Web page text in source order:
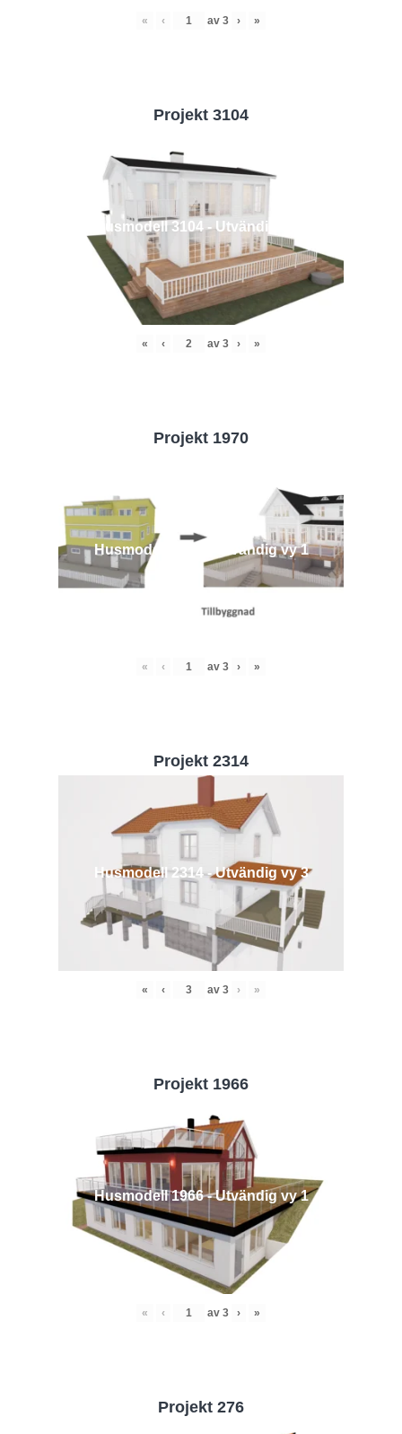
« ‹ av 3 › »
Projekt 3104
Husmodell 3104 - Utvändig vy 2
« ‹ av 3 › »
Projekt 1970
Husmodell 1970 - Utvändig vy 1
« ‹ av 3 › »
Projekt 2314
Husmodell 2314 - Utvändig vy 3
« ‹ av 3 › »
Projekt 1966
Husmodell 1966 - Utvändig vy 1
« ‹ av 3 › »
Projekt 276